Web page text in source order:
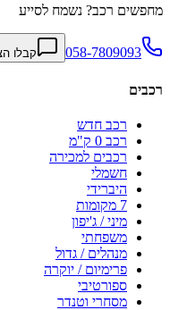
מחפשים רכב? נשמח לסייע
058-7809093 קבלו
רכבים
רכב חדש
רכב 0 ק"מ
רכבים למכירה
חשמלי
היברידי
7 מקומות
מיני / ג'יפון
משפחתי
מנהלים / גדול
פרימיום / יוקרה
ספורטיבי
מסחרי וטנדר